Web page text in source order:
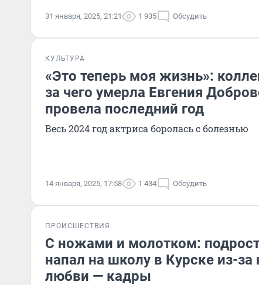
31 января, 2025, 21:21 1 935 Обсудить
КУЛЬТУРА
«Это теперь моя жизнь»:
за чего умерла Евгения
провела последний год
Весь 2024 год актриса боролась с болезнью
14 января, 2025, 17:58 1 434 Обсудить
ПРОИСШЕСТВИЯ
С ножами и молотком:
напал на школу в Курске из-за
любви — кадры